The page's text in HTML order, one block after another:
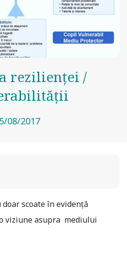
rezilienței /
08/2017
scoate în evidență
viziune asupra mediului